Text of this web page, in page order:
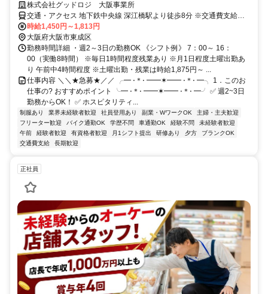
株式会社グッドロジ 大阪事業所
交通・アクセス 地下鉄中央線 深江橋駅より徒歩8分 ※交通費支給
（規定による） ※バイク・車通勤可
時給1,450円～1,813円
大阪府大阪市東成区
勤務時間詳細 ・週2～3日の勤務OK 《シフト例》 7：00～ 16：
00（実働8時間） ※毎日1時間程度残業あり ※月1日程度土曜出勤あ
り 午前中4時間程度 ※土曜出勤・残業は時給1,875円～ ...
仕事内容 ＼＼★急募★／／ ╭━ ⋅＊⋅ ━━✶━━ ⋅＊⋅ ━╮ 1．このお
仕事の? おすすめポイント ╰━ ⋅＊⋅ ━━✶━━ ⋅＊⋅ ━╯ ✅ 週2~3日
勤務からOK！ ✅ ホスピタリティ...
制服あり 業界未経験者歓迎 社員登用あり 副業・WワークOK
主婦・主夫歓迎
フリーター歓迎
バイク通勤OK 学歴不問 車通勤OK 経験不問
未経験者歓迎
午前
経験者歓迎 有資格者歓迎 月1シフト提出 研修あり 夕方
ブランクOK
交通費支給
長期歓迎
正社員